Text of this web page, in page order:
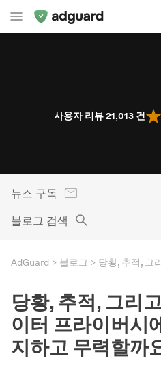
사용자 리뷰 21,013 건
뉴스 구독
블로그 검색
AdGuard 블로그
당황, 추적, 그리
이터 프라이버시
지하고 무력할까